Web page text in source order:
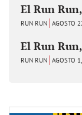
El Run
RUN RUN AGOSTO
El Run
RUN RUN AGOSTO